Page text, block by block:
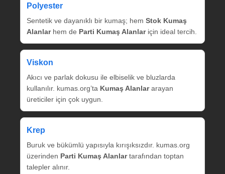
Polyester
Sentetik ve dayanıklı bir kumaş; hem Stok Kumaş
Alanlarhem de Parti Kumaş Alanlariçin ideal tercih.
Viskon
Akıcı ve parlak dokusu ile elbiselik ve bluzlarda
kullanılır. kumas.org’ta Kumaş Alanlararayan
üreticiler için çok uygun.
Krep
Buruk ve bükümlü yapısıyla kırışıksızdır. kumas.org
üzerinden Parti Kumaş Alanlartarafından toptan
talepler alınır.